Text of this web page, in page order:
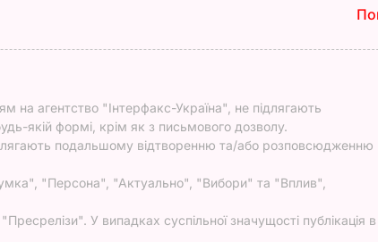
на агентство "Інтерфакс-Україна", не підлягають
якій формі, крім як з письмового дозволу.
подальшому відтворенню та/або розповсюдженню
"Персона", "Актуально", "Вибори" та "Вплив",
У випадках суспільної значущості публікація в